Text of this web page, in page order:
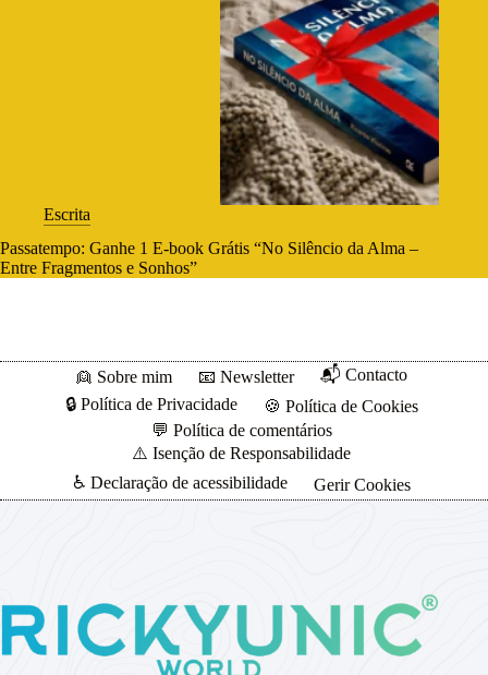
Escrita
Passatempo: Ganhe 1 E-book Grátis “No Silêncio da Alma –
Entre Fragmentos e Sonhos”
👱 Sobre mim 📧 Newsletter
📬 Contacto
🔒 Política de Privacidade
🍪 Política de Cookies
💬 Política de comentários
⚠️ Isenção de Responsabilidade
♿ Declaração de acessibilidade
Gerir Cookies